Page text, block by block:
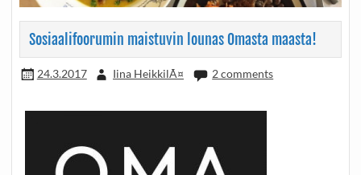
Sosiaalifoorumin maistuvin lounas Omasta maasta!
24.3.2017 Iina HeikkilÃ¤ 2 comments